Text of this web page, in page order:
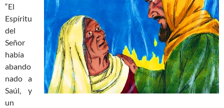
“El
Espíritu
del
Señor
había
abando
nado a
Saúl, y
un